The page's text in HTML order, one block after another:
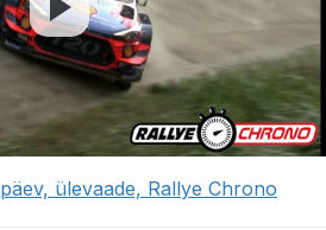
ülevaade, Rallye Chrono